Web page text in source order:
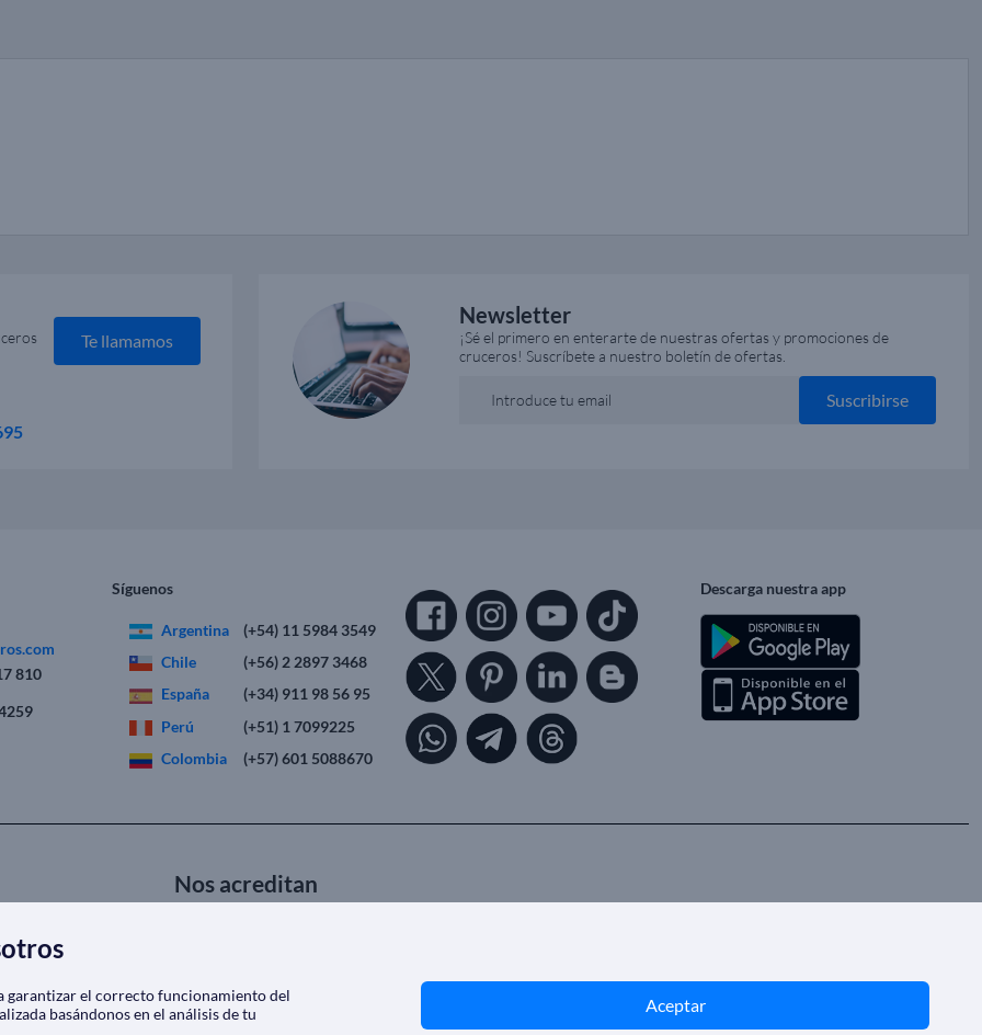
Te llamamos
Newsletter
¡Sé el primero en enterarte de nuestras ofertas y promociones de
cruceros! Suscríbete a nuestro boletín de ofertas.
Introduce tu email Suscribirse
810
Síguenos
Argentina
(+54) 11 5984 3549
Chile
(+56) 2 2897 3468
España
(+34) 911 98 56 95
Perú
(+51) 1 7099225
Colombia
(+57) 601 5088670
Descarga nuestra app
Nos acreditan
garantizar el correcto funcionamiento del
basándonos en el análisis de tu
Aceptar